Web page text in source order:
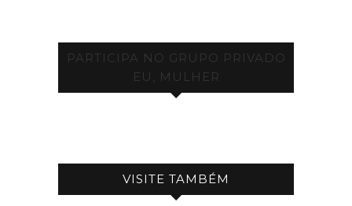
PARTICIPA NO GRUPO PRIVADO
EU, MULHER
VISITE TAMBÉM